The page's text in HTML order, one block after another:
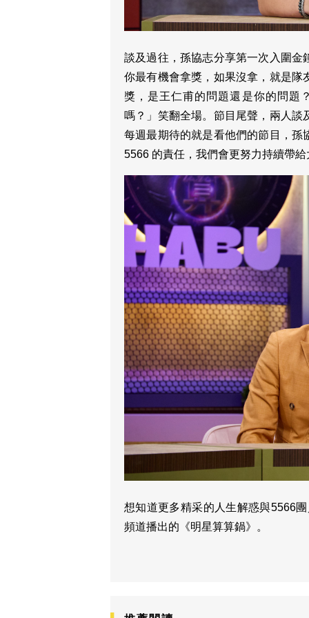
談及過往，孫協志分享第一次入圍金
你最有機會拿獎，如果沒拿，就是隊
獎，是王仁甫的問題還是你的問題
嗎？」笑翻全場。節目尾聲，兩人
每週最期待的就是看他們的節目，孫
5566 的責任，我們會更努力持續帶
想知道更多精采的人生解惑與5566
頻道播出的《明星算算鍋》。